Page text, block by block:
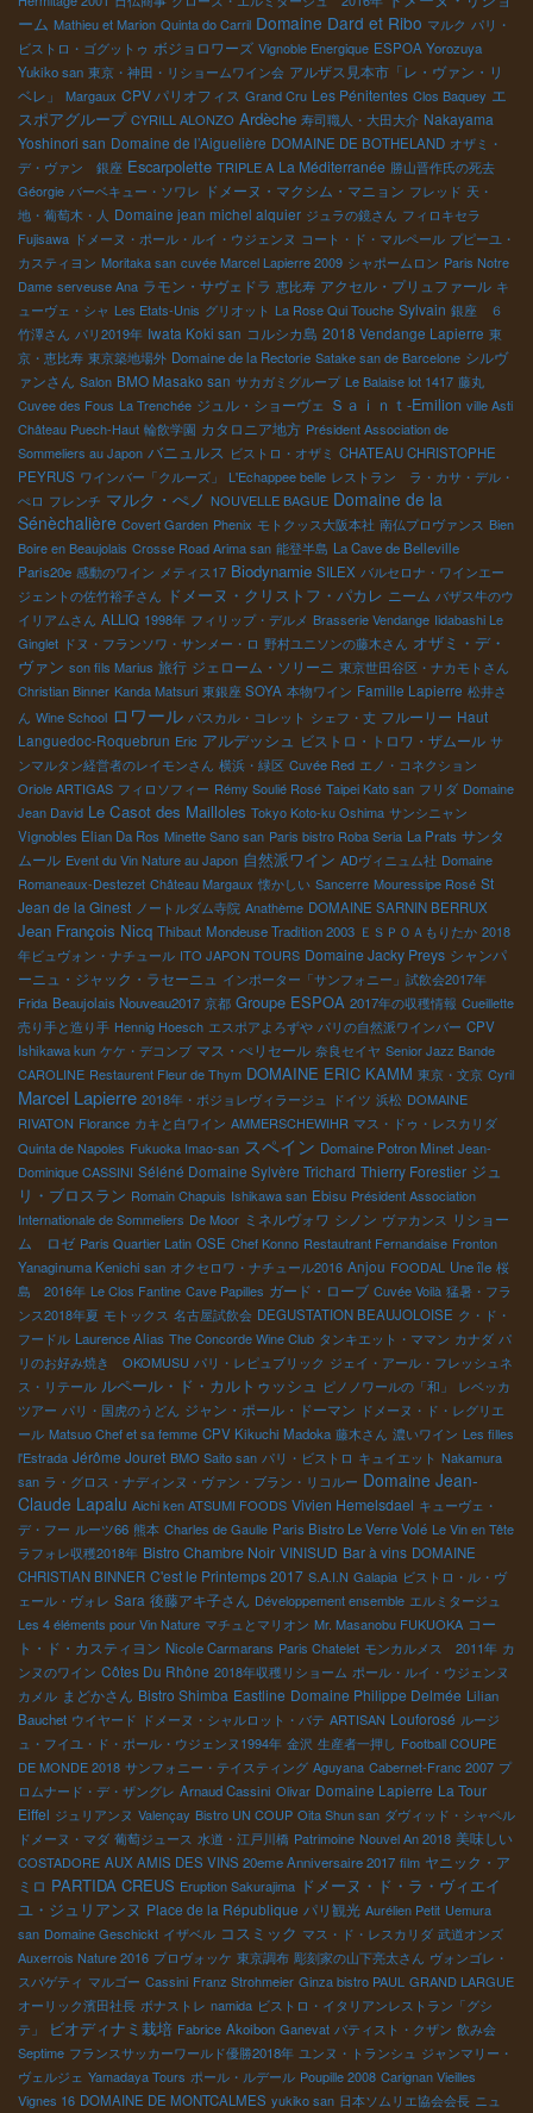
ーム Mathieu et Marion Quinta do Carril Domaine Dard et Ribo マルク パリ・
ビストロ・ゴグットゥ ボジョロワーズ Vignoble Energique ESPOA Yorozuya
Yukiko san 東京・神田・リショームワイン会 アルザス見本市「レ・ヴァン・リ
ベレ」
Margaux CPV パリオフィス Grand Cru Les Pénitentes Clos Baquey エ
スポアグループ CYRILL ALONZO Ardèche 寿司職人・大田大介 Nakayama
Yoshinori san Domaine de l’Aiguelière DOMAINE DE BOTHELAND オザミ・
デ・ヴァン 銀座 Escarpolette TRIPLE A La Méditerranée 勝山晋作氏の死去
Géorgie バーベキュー・ソワレ ドメーヌ・マクシム・マニョン フレッド 天・
地・葡萄木・人 Domaine jean michel alquier ジュラの鏡さん フィロキセラ
Fujisawa ドメーヌ・ポール・ルイ・ウジェンヌ コート・ド・マルペール プピーユ・
カスティヨン Moritaka san cuvée Marcel Lapierre 2009 シャポームロン Paris Notre
Dame serveuse Ana ラモン・サヴェドラ 恵比寿 アクセル・プリュファール キ
ューヴェ・シャ Les Etats-Unis グリオット La Rose Qui Touche Sylvain 銀座 ６
竹澤さん パリ2019年 Iwata Koki san コルシカ島 2018 Vendange Lapierre 東
京・恵比寿 東京築地場外 Domaine de la Rectorie Satake san de Barcelone シルヴ
ァンさん Salon BMO Masako san サカガミグループ Le Balaise lot 1417 藤丸
Cuvee des Fous La Trenchée ジュル・ショーヴェ Ｓａｉｎｔ-Emilion ville Asti
Château Puech-Haut 輪飲学園 カタロニア地方 Président Association de
Sommeliers au Japon バニュルス ビストロ・オザミ CHATEAU CHRISTOPHE
PEYRUS ワインバー「クルーズ」 L'Echappee belle レストラン ラ・カサ・デル・
ぺロ フレンチ マルク・ぺノ NOUVELLE BAGUE Domaine de la
Sénèchalière Covert Garden Phenix モトクッス大阪本社 南仏プロヴァンス Bien
Boire en Beaujolais Crosse Road Arima san 能登半島 La Cave de Belleville
Paris20e 感動のワイン メティス17 Biodynamie SILEX バルセロナ・ワインエー
ジェントの佐竹裕子さん ドメーヌ・クリストフ・パカレ ニーム バザス牛のウ
イリアムさん ALLIQ 1998年 フィリップ・デルメ Brasserie Vendange Iidabashi Le
Ginglet ドヌ・フランソワ・サンメー・ロ 野村ユニソンの藤木さん オザミ・デ・
ヴァン son fils Marius 旅行 ジェローム・ソリーニ 東京世田谷区・ナカモトさん
Christian Binner Kanda Matsuri 東銀座 SOYA 本物ワイン Famille Lapierre 松井さ
ん Wine School ロワール パスカル・コレット シェフ・丈 フルーリー Haut
Languedoc-Roquebrun Eric アルデッシュ ビストロ・トロワ・ザムール サ
ンマルタン経営者のレイモンさん 横浜・緑区 Cuvée Red エノ・コネクション
Oriole ARTIGAS フィロソフィー Rémy Soulié Rosé Taipei Kato san フリダ Domaine
Jean David Le Casot des Mailloles Tokyo Koto-ku Oshima サンシニャン
Vignobles Elian Da Ros Minette Sano san Paris bistro Roba Seria La Prats サンタ
ムール Event du Vin Nature au Japon 自然派ワイン ADヴィニュム社 Domaine
Romaneaux-Destezet Château Margaux 懐かしい Sancerre Mouressipe Rosé St
Jean de la Ginest ノートルダム寺院 Anathème DOMAINE SARNIN BERRUX
Jean François Nicq Thibaut Mondeuse Tradition 2003 ＥＳＰＯＡもりたか 2018
年ビュヴォン・ナチュール ITO JAPON TOURS Domaine Jacky Preys シャンパ
ーニュ・ジャック・ラセーニュ インポーター「サンフォニー」試飲会2017年
Frida Beaujolais Nouveau2017 京都 Groupe ESPOA 2017年の収穫情報 Cueillette
売り手と造り手 Hennig Hoesch エスポアよろずや パリの自然派ワインバー CPV
Ishikawa kun ケケ・デコンブ マス・ぺリセール 奈良セイヤ Senior Jazz Bande
CAROLINE Restaurent Fleur de Thym DOMAINE ERIC KAMM 東京・文京 Cyril
Marcel Lapierre 2018年・ボジョレヴィラージュ ドイツ 浜松 DOMAINE
RIVATON Florance カキと白ワイン AMMERSCHEWIHR マス・ドゥ・レスカリダ
Quinta de Napoles Fukuoka Imao-san スペイン Domaine Potron Minet Jean-
Dominique CASSINI Séléné Domaine Sylvère Trichard Thierry Forestier ジュ
リ・ブロスラン Romain Chapuis Ishikawa san Ebisu Président Association
Internationale de Sommeliers De Moor ミネルヴォワ シノン ヴァカンス リショー
ム ロゼ Paris Quartier Latin OSE Chef Konno Restautrant Fernandaise Fronton
Yanaginuma Kenichi san オクセロワ・ナチュール2016 Anjou FOODAL Une île 桜
島 2016年 Le Clos Fantine Cave Papilles ガード・ローブ Cuvée Voilà 猛暑・フラ
ンス2018年夏 モトックス 名古屋試飲会 DEGUSTATION BEAUJOLOISE ク・ド・
フードル Laurence Alias The Concorde Wine Club タンキエット・ママン カナダ パ
リのお好み焼き OKOMUSU パリ・レピュブリック ジェイ・アール・フレッシュネ
ス・リテール ルペール・ド・カルトゥッシュ ピノノワールの「和」
レベッカ
ツアー パリ・国虎のうどん ジャン・ポール・ドーマン ドメーヌ・ド・レグリエ
ール Matsuo Chef et sa femme CPV Kikuchi Madoka 藤木さん 濃いワイン Les filles
l'Estrada Jérôme Jouret BMO Saito san パリ・ビストロ キュイエット Nakamura
san ラ・グロス・ナディンヌ・ヴァン・ブラン・リコルー Domaine Jean-
Claude Lapalu Aichi ken ATSUMI FOODS Vivien Hemelsdael キューヴェ・
デ・フー ルーツ66 熊本 Charles de Gaulle Paris Bistro Le Verre Volé Le Vin en Tête
ラフォレ収穫2018年 Bistro Chambre Noir VINISUD Bar à vins DOMAINE
CHRISTIAN BINNER C'est le Printemps 2017 S.A.I.N Galapia ビストロ・ル・ヴ
ェール・ヴォレ Sara 後藤アキ子さん Développement ensemble エルミタージュ
Les 4 éléments pour Vin Nature マチュとマリオン Mr. Masanobu FUKUOKA コー
ト・ド・カスティヨン Nicole Carmarans Paris Chatelet モンカルメス 2011年 カ
ンヌのワイン Côtes Du Rhône 2018年収穫リショーム ポール・ルイ・ウジェンヌ
カメル まどかさん Bistro Shimba Eastline Domaine Philippe Delmée Lilian
Bauchet ウイヤード ドメーヌ・シャルロット・バテ ARTISAN Louforosé ルージ
ュ・フイユ・ド・ポール・ウジェンヌ1994年 金沢 生産者一押し Football COUPE
DE MONDE 2018 サンフォニー・テイスティング Aguyana Cabernet-Franc 2007 プ
ロムナード・デ・ザングレ Arnaud Cassini Olivar Domaine Lapierre La Tour
Eiffel ジュリアンヌ Valençay Bistro UN COUP Oita Shun san ダヴィッド・シャペル
ドメーヌ・マダ 葡萄ジュース 水道・江戸川橋 Patrimoine Nouvel An 2018 美味しい
COSTADORE AUX AMIS DES VINS 20eme Anniversaire 2017 film ヤニック・ア
ミロ PARTIDA CREUS Eruption Sakurajima ドメーヌ・ド・ラ・ヴィエイ
ユ・ジュリアンヌ Place de la République パリ観光 Aurélien Petit Uemura
san Domaine Geschickt イザベル コスミック マス・ド・レスカリダ 武道オンズ
Auxerrois Nature 2016 プロヴォッケ 東京調布 彫刻家の山下亮太さん ヴォンゴレ・
スパゲティ マルゴー Cassini Franz Strohmeier Ginza bistro PAUL GRAND LARGUE
オーリック濱田社長 ボナストレ namida ビストロ・イタリアンレストラン「グシ
テ」
ビオディナミ栽培 Fabrice Akoibon Ganevat バティスト・クザン 飲み会
Septime フランスサッカーワールド優勝2018年 ユンヌ・トランシュ ジャンマリー・
ヴェルジェ Yamadaya Tours ポール・ルデール Poupille 2008 Carignan Vieilles
Vignes 16 DOMAINE DE MONTCALMES yukiko san 日本ソムリエ協会会長 ニュ